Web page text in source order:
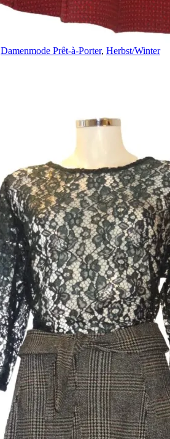
Damenmode Prêt-à-Porter, Herbst/Winter